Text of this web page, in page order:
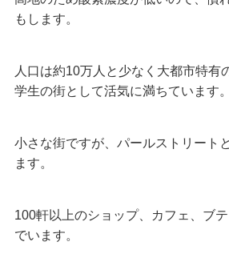
もします。
人口は約10万人と少なく大都市特
学生の街として活気に満ちています。
小さな街ですが、パールストリート
ます。
100軒以上のショップ、カフェ、ブ
でいます。